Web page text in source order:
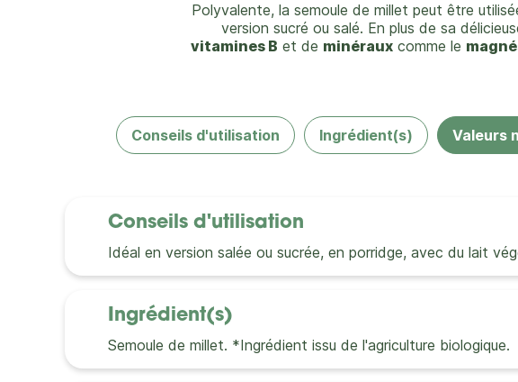
Polyvalente, la semoule de millet peut être
version sucré ou salé. En plus de sa
vitamines B et de minéraux comme le
Conseils d'utilisation Ingrédient(s) Valeurs
Conseils d'utilisation
Idéal en version salée ou sucrée, en porridge, avec du lait
Ingrédient(s)
Semoule de millet. *Ingrédient issu de l'agriculture biologique.